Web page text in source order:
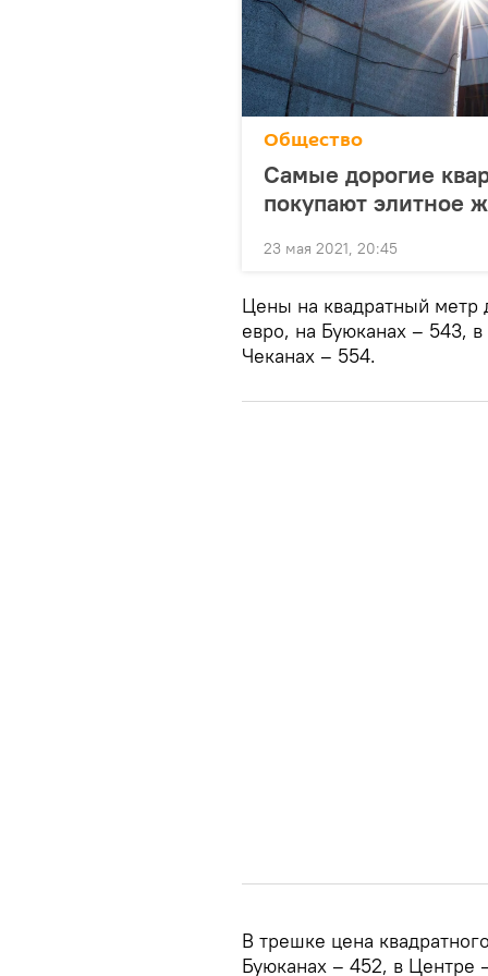
Общество
Самые дорогие
покупают элитное
23 мая 2021, 20:45
Цены на квадратный метр
евро, на Буюканах – 543,
Чеканах – 554.
В трешке цена
Буюканах – 452, в Центре